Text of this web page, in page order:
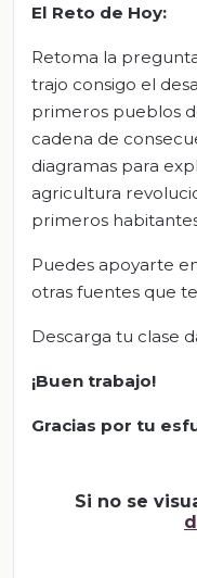
El Reto de Hoy:
Retoma la
trajo consigo el
primeros pueblos
cadena de
diagramas para
agricultura
primeros
Puedes apoyarte
otras fuentes que
Descarga tu clase
¡Buen trabajo!
Gracias por tu
Si no se